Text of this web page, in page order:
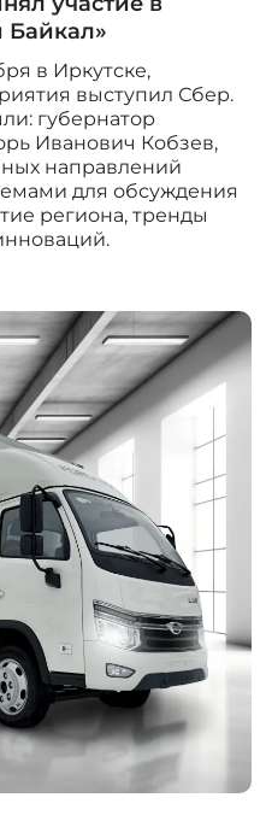
в Иркутске,
выступил Сбер.
губернатор
Иванович Кобзев,
направлений
для обсуждения
региона, тренды